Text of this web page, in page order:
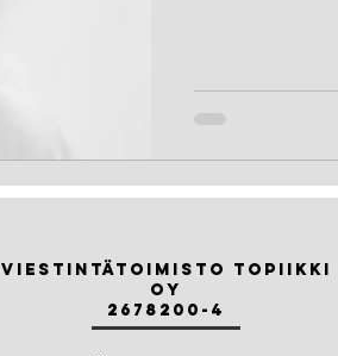
Viestintätoimisto Topiikki
Oy
2678200-4